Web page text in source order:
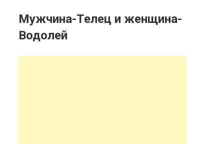
Мужчина-Телец и женщина-
Водолей